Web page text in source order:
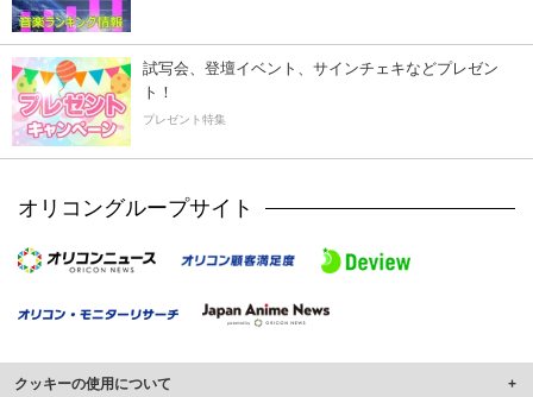
試写会、登壇イベント、サインチェキなどプレゼン
ト！
プレゼント特集
オリコングループサイト
クッキーの使用について